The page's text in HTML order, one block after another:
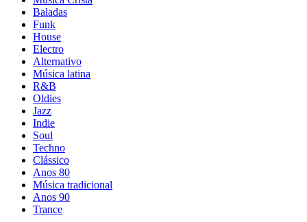
Baladas
Funk
House
Electro
Alternativo
Música latina
R&B
Oldies
Jazz
Indie
Soul
Techno
Clássico
Anos 80
Música tradicional
Anos 90
Trance